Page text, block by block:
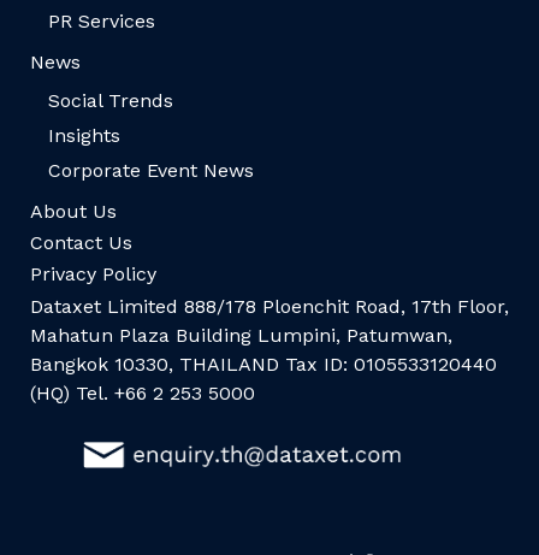
PR Services
News
Social Trends
Insights
Corporate Event News
About Us
Contact Us
Privacy Policy
Dataxet Limited 888/178 Ploenchit Road, 17th Floor,
Mahatun Plaza Building Lumpini, Patumwan,
Bangkok 10330, THAILAND Tax ID: 0105533120440
(HQ) Tel. +66 2 253 5000